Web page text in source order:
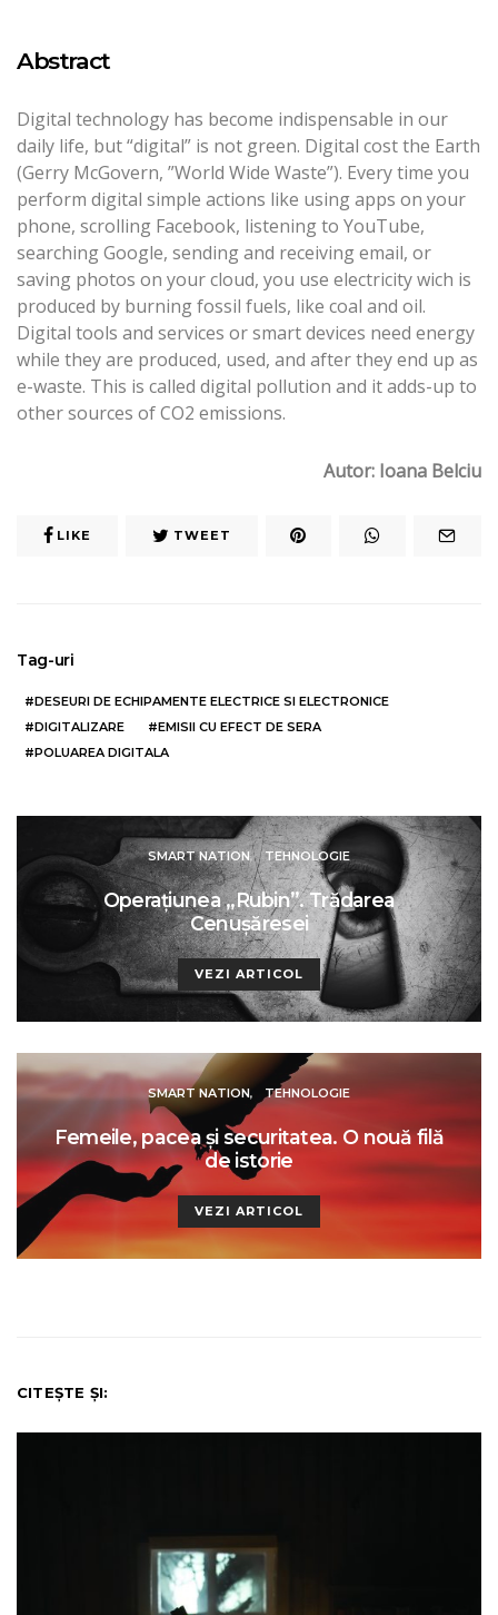
Abstract
Digital technology has become indispensable in our
daily life, but “digital” is not green. Digital cost the Earth
(Gerry McGovern, ”World Wide Waste”). Every time you
perform digital simple actions like using apps on your
phone, scrolling Facebook, listening to YouTube,
searching Google, sending and receiving email, or
saving photos on your cloud, you use electricity wich is
produced by burning fossil fuels, like coal and oil.
Digital tools and services or smart devices need energy
while they are produced, used, and after they end up as
e-waste. This is called digital pollution and it adds-up to
other sources of CO2 emissions.
Autor: Ioana Belciu
LIKE TWEET
Tag-uri
DESEURI DE ECHIPAMENTE ELECTRICE SI ELECTRONICE
DIGITALIZARE
EMISII CU EFECT DE SERA
POLUAREA DIGITALA
SMART NATION TEHNOLOGIE
Operațiunea „Rubin”. Trădarea
Cenușăresei
VEZI ARTICOL
SMART NATION TEHNOLOGIE
Femeile, pacea şi securitatea. O nouă filă
de istorie
VEZI ARTICOL
CITEȘTE ȘI: